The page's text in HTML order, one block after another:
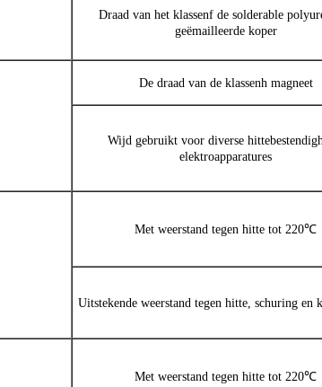
Draad van het klassenf de solderable
geëmailleerde koper
De draad van de klassenh magneet
Wijd gebruikt voor diverse
elektroapparatures
Met weerstand tegen hitte tot 220℃
Uitstekende weerstand tegen hitte, schuring en
Met weerstand tegen hitte tot 220℃